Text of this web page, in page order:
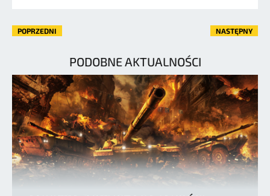
POPRZEDNI NASTĘPNY
PODOBNE AKTUALNOŚCI